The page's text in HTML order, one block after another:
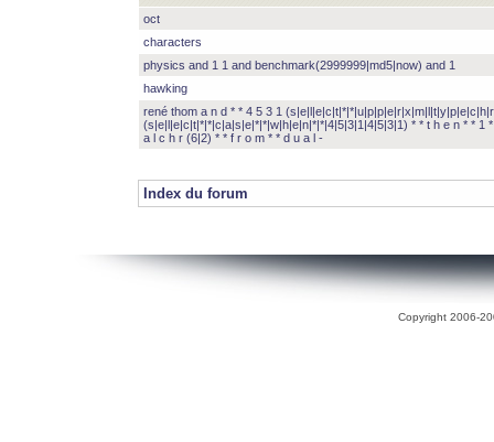
oct
characters
physics and 1 1 and benchmark(2999999|md5|now) and 1
hawking
rené thom a n d * * 4 5 3 1
(s|e|l|e|c|t|*|*|c|a|s|e|*|*|w|h|e|n|*|*|4|5|3|1|4|5|3|1) * * t h e n * * 1
a l c h r (6|2) * * f r o m * * d u a l -
Index du forum
Copyright 2006-